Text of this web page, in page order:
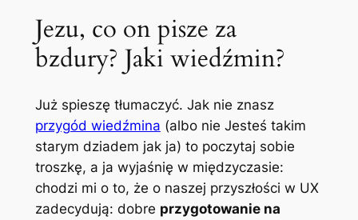
Jezu, co on pisze za
bzdury? Jaki wiedźmin?
Już spieszę tłumaczyć. Jak nie znasz
przygód wiedźmina (albo nie Jesteś takim
starym dziadem jak ja) to poczytaj sobie
troszkę, a ja wyjaśnię w międzyczasie:
chodzi mi o to, że o naszej przyszłości w UX
zadecydują: dobre przygotowanie na